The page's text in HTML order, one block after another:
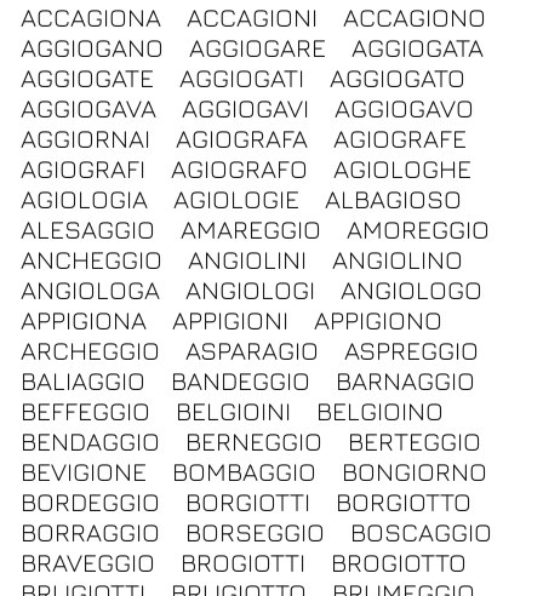
ACCAGIONA ACCAGIONI
ACCAGIONO
AGGIOGANO
AGGIOGARE
AGGIOGATA
AGGIOGATE
AGGIOGATI
AGGIOGATO
AGGIOGAVA
AGGIOGAVI
AGGIOGAVO
AGGIORNAI
AGIOGRAFA
AGIOGRAFE
AGIOGRAFI
AGIOGRAFO
AGIOLOGHE
AGIOLOGIA
AGIOLOGIE
ALBAGIOSO
ALESAGGIO
AMAREGGIO
AMOREGGIO
ANCHEGGIO
ANGIOLINI
ANGIOLINO
ANGIOLOGA
ANGIOLOGI
ANGIOLOGO
APPIGIONA
APPIGIONI
APPIGIONO
ARCHEGGIO
ASPARAGIO
ASPREGGIO
BALIAGGIO
BANDEGGIO
BARNAGGIO
BEFFEGGIO
BELGIOINI
BELGIOINO
BENDAGGIO
BERNEGGIO
BERTEGGIO
BEVIGIONE
BOMBAGGIO
BONGIORNO
BORDEGGIO
BORGIOTTI
BORGIOTTO
BORRAGGIO
BORSEGGIO
BOSCAGGIO
BRAVEGGIO
BROGIOTTI
BROGIOTTO